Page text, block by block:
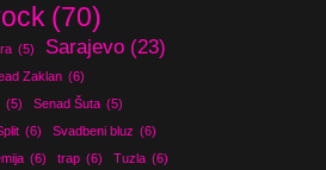
(70)
(5) Sarajevo (23)
Zaklan (6)
(5) Senad Šuta (5)
(6) Svadbeni bluz (6)
(6) trap (6) Tuzla (6)